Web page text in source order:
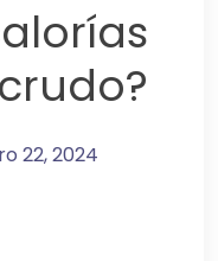
22, 2024